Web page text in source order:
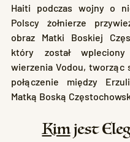
Haiti podczas wojny o
Polscy żołnierze
obraz Matki Boskiej
który został
wierzenia Vodou, tworząc
połączenie między
Matką Boską
Kim jest